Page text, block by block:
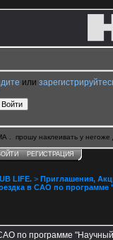
или
. прошу наклеивать у негоже
РЕГИСТРАЦИЯ
LIFE. > Приглашения,
в САО по программе
по программе